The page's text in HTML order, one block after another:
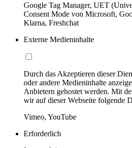
Google Tag Manager, UET
Consent Mode von Microsoft,
Klarna, Freshchat
Externe Medieninhalte
Durch das Akzeptieren dieser
oder andere Medieninhalte
Anbietern gehostet werden. Mit
wir auf dieser Webseite folgende
Vimeo, YouTube
Erforderlich